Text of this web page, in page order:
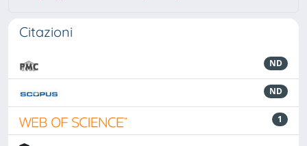
Citazioni
ND
ND
1